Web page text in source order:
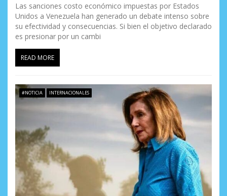
Las sanciones costo económico impuestas por Estados
Unidos a Venezuela han generado un debate intenso sobre
su efectividad y consecuencias. Si bien el objetivo declarado
es presionar por un cambi
READ MORE
#NOTICIA INTERNACIONALES